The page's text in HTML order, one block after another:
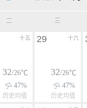
二 三
十五
32/26℃
47%
历史均值
十六
29
32/26℃
47%
历史均值